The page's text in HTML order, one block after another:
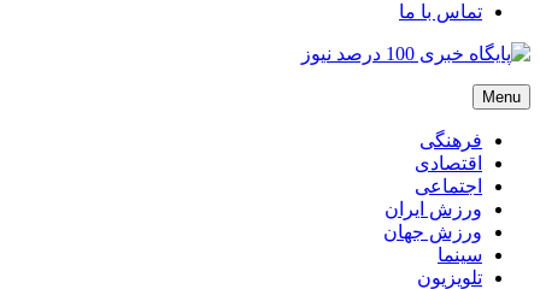
تماس با ما
پایگاه خبری 100 درصد نیوز
پایگاه خبری 100 درصد نیوز
Menu
فرهنگی
اقتصادی
اجتماعی
ورزش ایران
ورزش جهان
سینما
تلویزیون